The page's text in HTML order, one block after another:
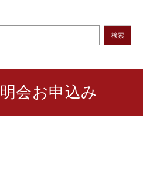
検索
会お申込み